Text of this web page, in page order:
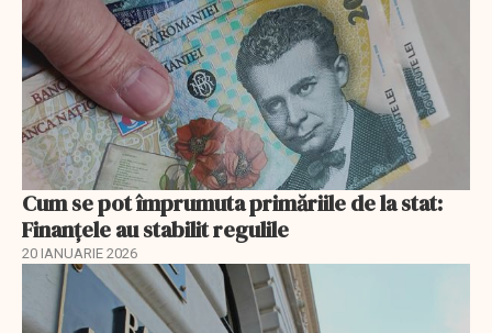
Cum se pot împrumuta primăriile de la stat:
Finanțele au stabilit regulile
20 IANUARIE 2026